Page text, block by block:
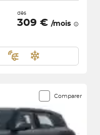
dès
309 € /mois
Comparer